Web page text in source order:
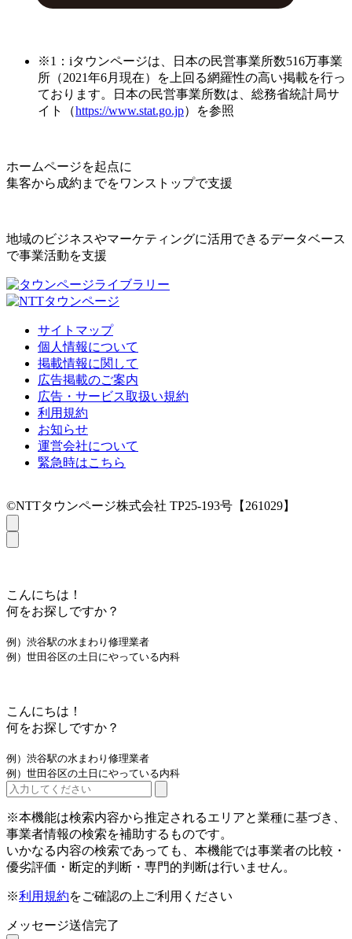
※1：iタウンページは、日本の民営事業所数516万事業
所（2021年6月現在）を上回る網羅性の高い掲載を行っ
ております。日本の民営事業所数は、総務省統計局サ
イト（https://www.stat.go.jp）を参照
ホームページを起点に
集客から成約までをワンストップで支援
地域のビジネスやマーケティングに活用できるデータベース
で事業活動を支援
サイトマップ
個人情報について
掲載情報に関して
広告掲載のご案内
広告・サービス取扱い規約
利用規約
お知らせ
運営会社について
緊急時はこちら
©NTTタウンページ株式会社 TP25-193号【261029】
こんにちは！
何をお探しですか？
例）渋谷駅の水まわり修理業者
例）世田谷区の土日にやっている内科
こんにちは！
何をお探しですか？
例）渋谷駅の水まわり修理業者
例）世田谷区の土日にやっている内科
※本機能は検索内容から推定されるエリアと業種に基づき、
事業者情報の検索を補助するものです。
いかなる内容の検索であっても、本機能では事業者の比較・
優劣評価・断定的判断・専門的判断は行いません。
※利用規約をご確認の上ご利用ください
メッセージ送信完了